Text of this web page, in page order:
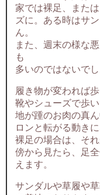
家では裸足、また
ズに。ある時はサ
ん。
また、週末の様な
も
多いのではないで
履き物が変われば
靴やシューズで歩
地が踵のお肉の真
ロンと転がる動きに
裸足の場合は、そ
傍から見たら、足
えます。
サンダルや草履や